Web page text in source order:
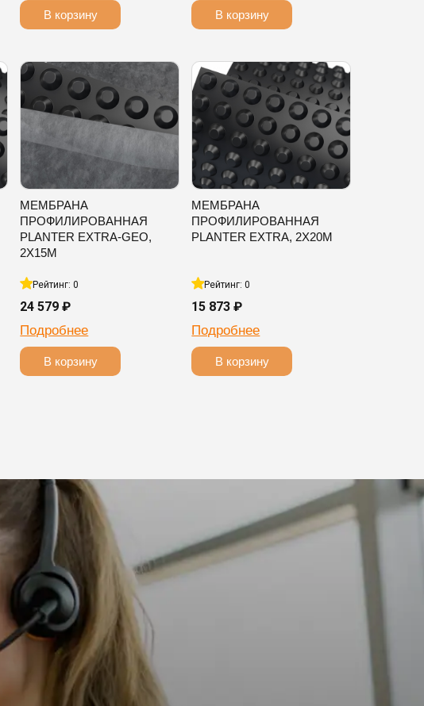
В корзину В корзину
МЕМБРАНА
ПРОФИЛИРОВАННАЯ
PLANTER EXTRA-GEO,
2Х15М
Рейтинг: 0
24 579 ₽
Подробнее
В корзину
МЕМБРАНА
ПРОФИЛИРОВАННАЯ
PLANTER EXTRA, 2Х20М
Рейтинг: 0
15 873 ₽
Подробнее
В корзину